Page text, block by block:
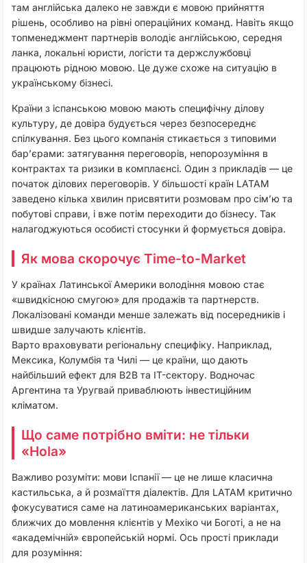
там англійська далеко не завжди є мовою прийняття
рішень, особливо на рівні операційних команд. Навіть якщо
топменеджмент партнерів володіє англійською, середня
ланка, локальні юристи, логісти та держслужбовці
працюють рідною мовою. Це дуже схоже на ситуацію в
українському бізнесі.
Країни з іспанською мовою мають специфічну ділову
культуру, де довіра будується через безпосереднє
спілкування. Без цього компанія стикається з типовими
бар’єрами: затягування переговорів, непорозуміння в
контрактах та ризики в комплаєнсі. Один з прикладів — це
початок ділових переговорів. У більшості країн LATAM
заведено кілька хвилин присвятити розмовам про сім’ю та
побутові справи, і вже потім переходити до бізнесу. Так
налагоджуються особисті стосунки й формується довіра.
Як мова скорочує Time-to-Market
У країнах Латинської Америки володіння мовою стає
«швидкісною смугою» для продажів та партнерств.
Локалізовані команди менше залежать від посередників і
швидше залучають клієнтів.
Варто враховувати регіональну специфіку. Наприклад,
Мексика, Колумбія та Чилі — це країни, що дають
найбільший ефект для B2B та IT-сектору. Водночас
Аргентина та Уругвай приваблюють інвестиційним
кліматом.
Що саме потрібно вміти: не тільки
«Hola»
Важливо розуміти: мови Іспанії — це не лише класична
кастильська, а й розмаїття діалектів. Для LATAM критично
фокусуватися саме на латиноамериканських варіантах,
ближчих до мовлення клієнтів у Мехіко чи Боготі, а не на
«академічній» європейській нормі. Ось прості приклади
для розуміння: